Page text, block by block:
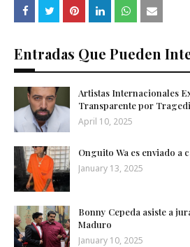
Entradas Que Pueden
Artistas Internacionales
Transparente por
April 10, 2025
Onguito Wa es enviado a
January 13, 2025
Bonny Cepeda asiste a
Maduro
January 10, 2025